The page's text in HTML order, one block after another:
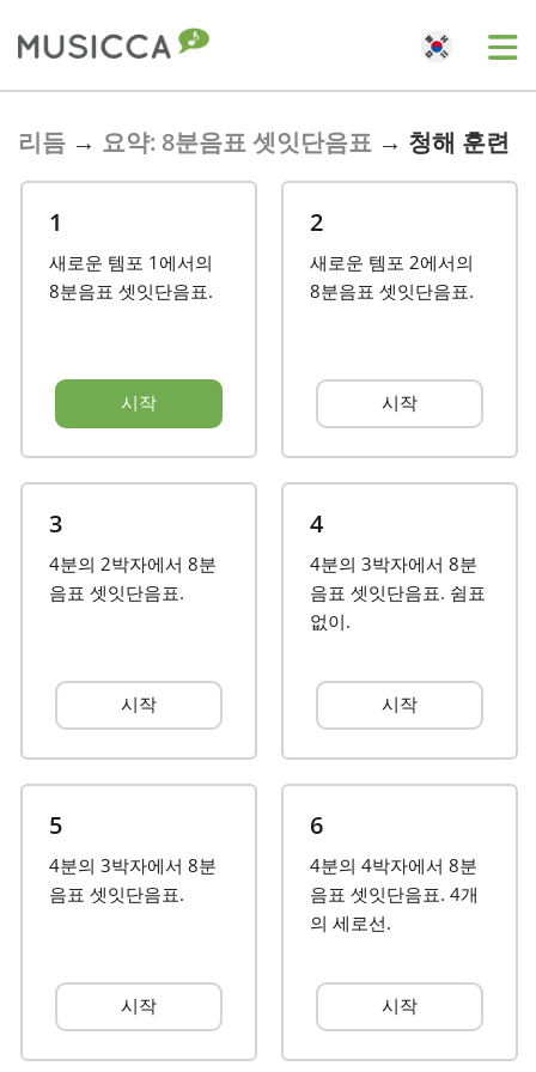
Dansk
English
Français
हिन्दी
日本語
리듬 → 요약: 8분음표 셋잇단음표 → 청해 훈련
1
새로운 템포 1에서의
8분음표 셋잇단음표.
시작
2
새로운 템포 2에서의
8분음표 셋잇단음표.
시작
3
4분의 2박자에서 8분
음표 셋잇단음표.
시작
4
4분의 3박자에서 8분
음표 셋잇단음표. 쉼표
없이.
시작
5
4분의 3박자에서 8분
음표 셋잇단음표.
시작
6
4분의 4박자에서 8분
음표 셋잇단음표. 4개
의 세로선.
시작